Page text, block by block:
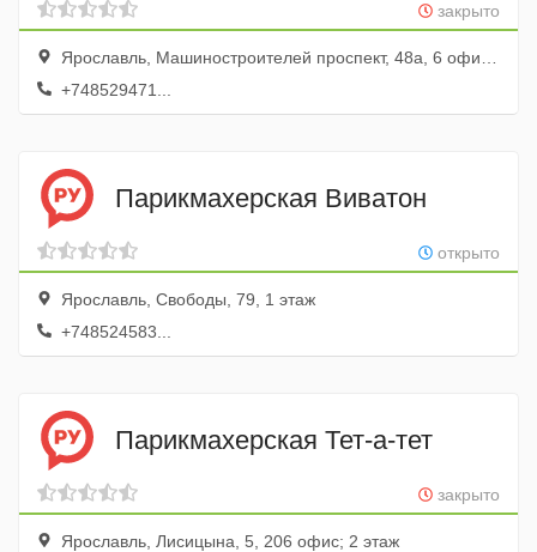
закрыто
Ярославль, Машиностроителей проспект, 48а, 6 офис; 1 этаж
+748529471...
Парикмахерская Виватон
открыто
Ярославль, Свободы, 79, 1 этаж
+748524583...
Парикмахерская Тет-а-тет
закрыто
Ярославль, Лисицына, 5, 206 офис; 2 этаж